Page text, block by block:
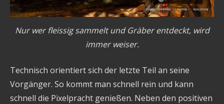
Nur wer fleissig sammelt und Gräber entdeckt, wird
immer weiser.
Technisch orientiert sich der letzte Teil an seine
Vorgänger. So kommt man schnell rein und kann
schnell die Pixelpracht genießen. Neben den positiven